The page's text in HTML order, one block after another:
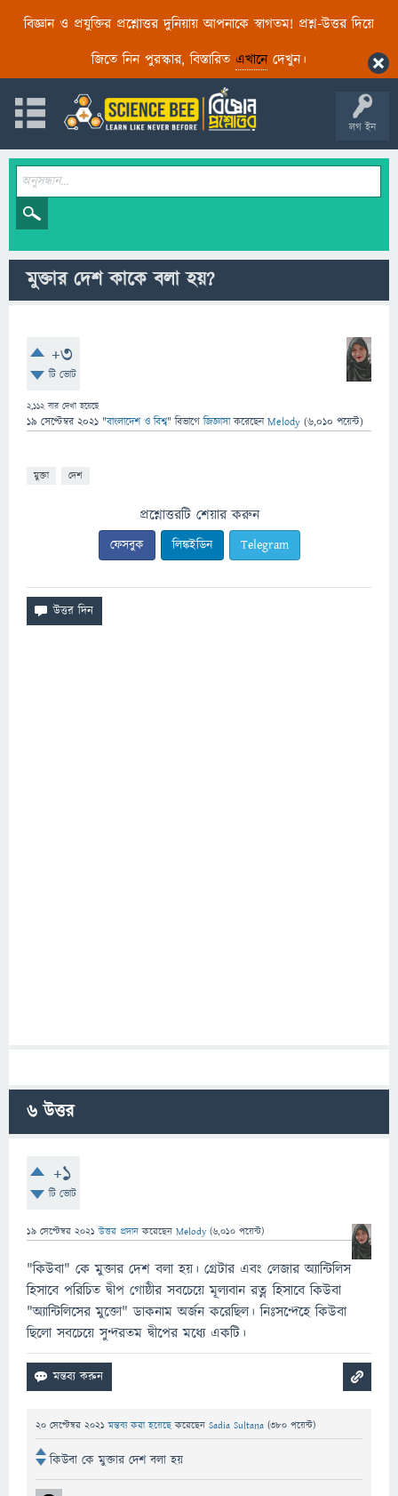
বিজ্ঞান ও প্রযুক্তির প্রশ্নোত্তর দুনিয়ায় আপনাকে স্বাগতম! প্রশ্ন-উত্তর দিয়ে
জিতে নিন পুরস্কার, বিস্তারিত এখানেদেখুন।
লগ ইন
মুক্তার দেশ কাকে বলা হয়?
+3
টি ভোট
2,112বার দেখা হয়েছে
19 সেপ্টেম্বর 2021 "বাংলাদেশ ও বিশ্ব" বিভাগে জিজ্ঞাসাকরেছেনMelody (6,010 পয়েন্ট)
মুক্তা দেশ
প্রশ্নোত্তরটি শেয়ার করুন
ফেসবুক লিঙ্কইডিন Telegram
6উত্তর
+1
টি ভোট
19 সেপ্টেম্বর 2021 উত্তর প্রদান করেছেন Melody (6,010 পয়েন্ট)
"কিউবা" কে মুক্তার দেশ বলা হয়। গ্রেটার এবং লেজার অ্যান্টিলিস
হিসাবে পরিচিত দ্বীপ গোষ্ঠীর সবচেয়ে মূল্যবান রত্ন হিসাবে কিউবা
"অ্যান্টিলিসের মুক্তো" ডাকনাম অর্জন করেছিল। নিঃসন্দেহে কিউবা
ছিলো সবচেয়ে সুন্দরতম দ্বীপের মধ্যে একটি।
20 সেপ্টেম্বর 2021 মন্তব্য করা হয়েছেকরেছেন Sadia Sultana (380 পয়েন্ট)
কিউবা কে মুক্তার দেশ বলা হয়